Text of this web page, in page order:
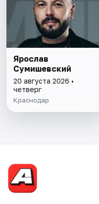
Ярослав
Сумишевский
20 августа 2026 •
четверг
Краснодар